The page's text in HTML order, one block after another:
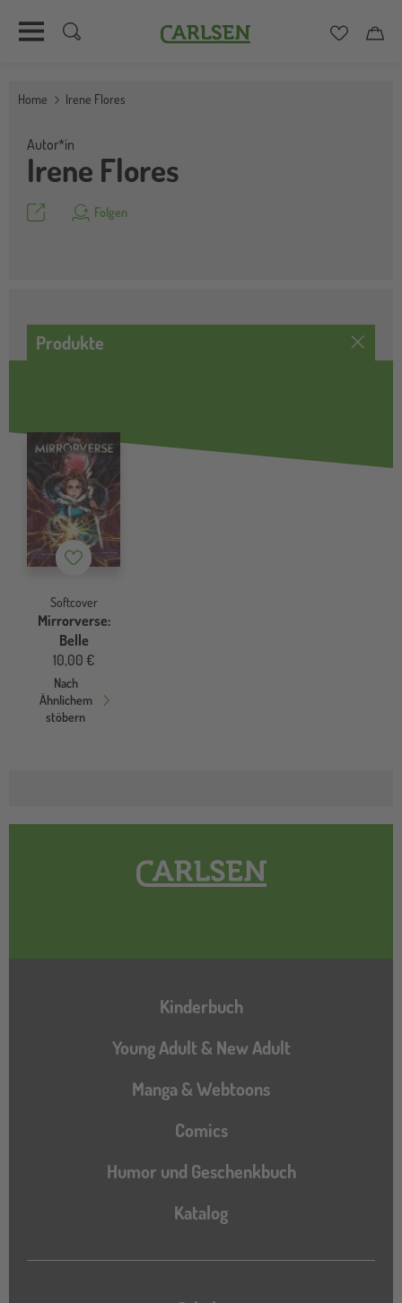
zum
Carlsen
Home Irene Flores
Irene Flores
Autor*in
Teilen Folgen
Produkte
Merkzettel
Softcover
Mirrorverse:
Belle
10,00 €
Nach
Ähnlichem
stöbern
Hauptnavigation
Kinderbuch
Young Adult & New Adult
Manga & Webtoons
Comics
Humor und Geschenkbuch
Katalog
Katalog